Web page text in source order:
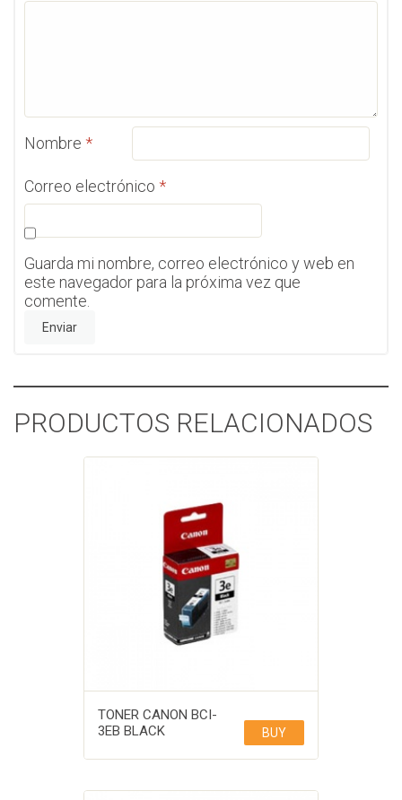
Nombre *
Correo electrónico *
Guarda mi nombre, correo electrónico y web en
este navegador para la próxima vez que
comente.
PRODUCTOS RELACIONADOS
TONER CANON BCI-
3EB BLACK
BUY